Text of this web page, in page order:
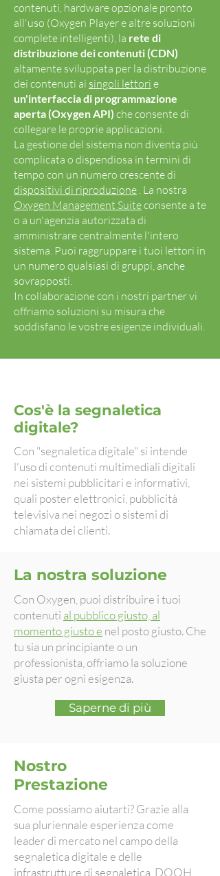
contenuti, hardware opzionale pronto
all'uso (Oxygen Player e altre soluzioni
complete intelligenti), la rete di
distribuzione dei contenuti (CDN)
altamente sviluppata per la distribuzione
dei contenuti ai singoli lettori e
un'interfaccia di programmazione
aperta (Oxygen API) che consente di
collegare le proprie applicazioni.
La gestione del sistema non diventa più
complicata o dispendiosa in termini di
tempo con un numero crescente di
dispositivi di riproduzione . La nostra
Oxygen Management Suiteconsente a te
o a un'agenzia autorizzata di
amministrare centralmente l'intero
sistema. Puoi raggruppare i tuoi lettori in
un numero qualsiasi di gruppi, anche
sovrapposti.
In collaborazione con i nostri partner vi
offriamo soluzioni su misura che
soddisfano le vostre esigenze individuali.
Cos'è la segnaletica
digitale?
Con "segnaletica digitale" si intende
l'uso di contenuti multimediali digitali
nei sistemi pubblicitari e informativi,
quali poster elettronici, pubblicità
televisiva nei negozi o sistemi di
chiamata dei clienti.
La nostra soluzione
Con Oxygen, puoi distribuire i tuoi
contenuti al pubblico giusto, al
momento giusto e nel posto giusto. Che
tu sia un principiante o un
professionista, offriamo la soluzione
giusta per ogni esigenza.
Saperne di più
Nostro
Prestazione
Come possiamo aiutarti? Grazie alla
sua pluriennale esperienza come
leader di mercato nel campo della
segnaletica digitale e delle
infrastrutture di segnaletica, DOOH